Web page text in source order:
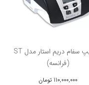
دستگاه بای پپ ونتمد Ventmed مدل
حجمی
70,500,000 تومان